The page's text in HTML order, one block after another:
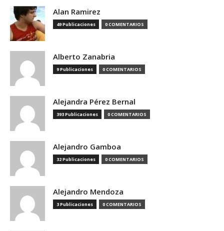
Alan Ramirez
49 Publicaciones 0 COMENTARIOS
Alberto Zanabria
9 Publicaciones 0 COMENTARIOS
Alejandra Pérez Bernal
393 Publicaciones 0 COMENTARIOS
Alejandro Gamboa
32 Publicaciones 0 COMENTARIOS
Alejandro Mendoza
3 Publicaciones 0 COMENTARIOS